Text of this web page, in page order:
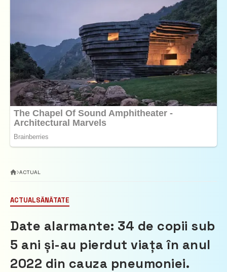
ACTUAL
ACTUALSĂNĂTATE
Date alarmante: 34 de copii sub
5 ani și-au pierdut viața în anul
2022 din cauza pneumoniei.